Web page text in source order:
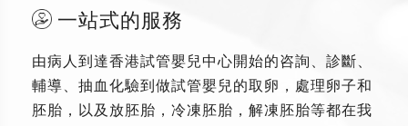
一站式的服務
由病人到達香港試管嬰兒中心開始的咨詢、診斷、
輔導、抽血化驗到做試管嬰兒的取卵，處理卵子和
胚胎，以及放胚胎，冷凍胚胎，解凍胚胎等都在我